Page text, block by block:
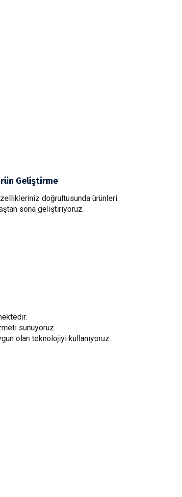
Geliştirme
doğrultusunda ürünleri
sona geliştiriyoruz.
sunuyoruz.
olan teknolojiyi kullanıyoruz.